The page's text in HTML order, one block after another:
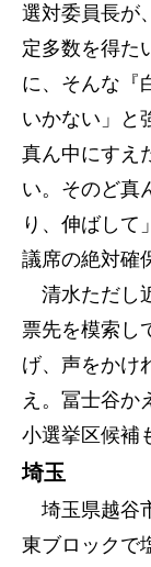
選対委員長が
定多数を得た
に、そんな『
いかない」と
真ん中にすえ
い。そのど真
り、伸ばして
議席の絶対確
清水ただし
票先を模索し
げ、声をかけ
え。冨士谷か
小選挙区候補
埼玉
埼玉県越谷
東ブロックで